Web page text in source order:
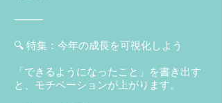
⸻
🔍 特集：今年の成長を可視化しよう
「できるようになったこと」を書き出す
と、モチベーションが上がります。